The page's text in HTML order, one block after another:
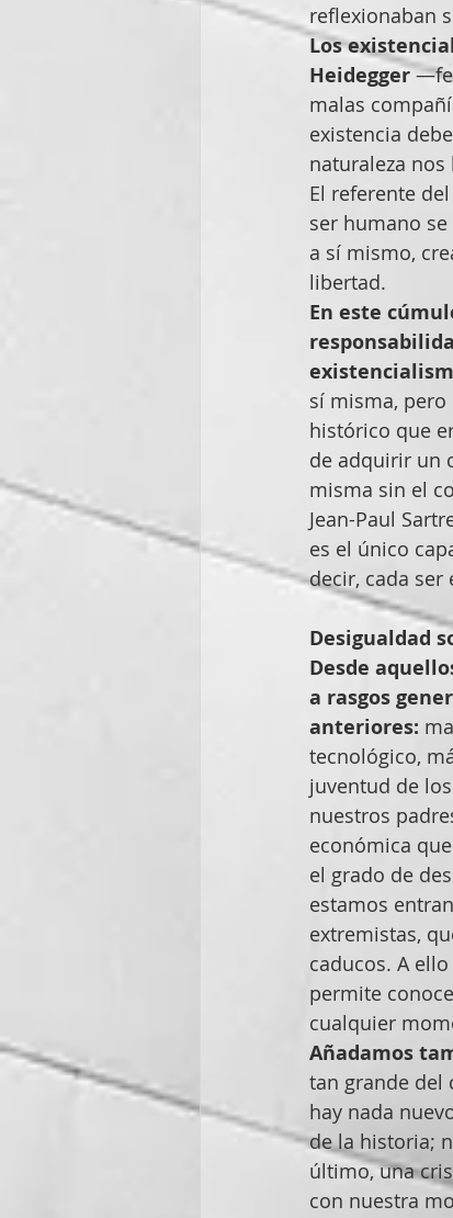
reflexionaban
Los
Heidegger
malas
existencia
naturaleza
El referente
ser humano
a sí mismo,
libertad.
En este
sí misma, pero
histórico que
de adquirir un
misma sin el
Jean-Paul
es el único
decir, cada
Desigualdad
Desde
a rasgos
anteriores:
tecnológico,
juventud de
nuestros
económica
el grado de
estamos
extremistas,
caducos. A
permite
cualquier
Añadamos
tan grande del
hay nada
de la historia;
último, una
con nuestra